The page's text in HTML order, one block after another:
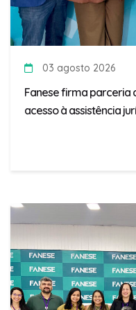
03 agosto 2026
Fanese firma parceria
acesso à assistência